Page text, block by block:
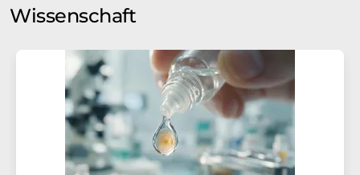
Wissenschaft